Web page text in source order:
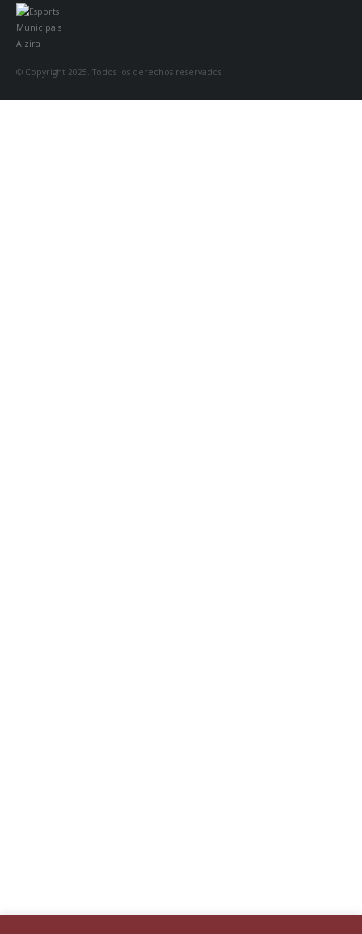
© Copyright 2025. Todos los derechos reservados